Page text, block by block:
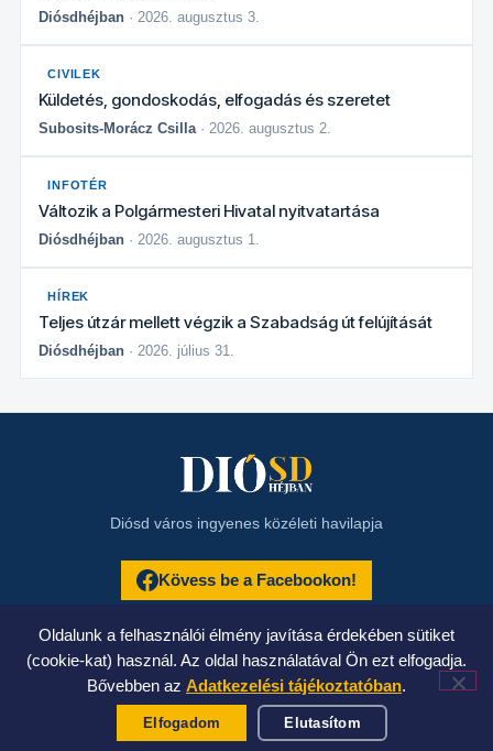
Diósdhéjban · 2026. augusztus 3.
CIVILEK
Küldetés, gondoskodás, elfogadás és szeretet
Subosits-Morácz Csilla · 2026. augusztus 2.
INFOTÉR
Változik a Polgármesteri Hivatal nyitvatartása
Diósdhéjban · 2026. augusztus 1.
HÍREK
Teljes útzár mellett végzik a Szabadság út felújítását
Diósdhéjban · 2026. július 31.
Diósd város ingyenes közéleti havilapja
Kövess be a Facebookon!
Impresszum
Adatkezelési tájékoztató
© 2026 Diósdhéjban — Minden jog fenntartva.
Oldalunk a felhasználói élmény javítása érdekében sütiket
(cookie-kat) használ. Az oldal használatával Ön ezt elfogadja.
Bővebben az Adatkezelési tájékoztatóban.
Elfogadom Elutasítom